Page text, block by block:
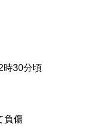
時30分頃
負傷